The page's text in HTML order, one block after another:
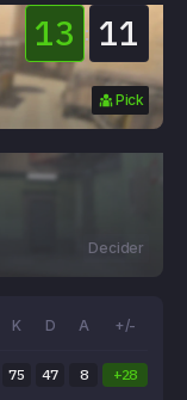
13 : 11
Pick
Decider
K D A +/-
75 47 8 +28